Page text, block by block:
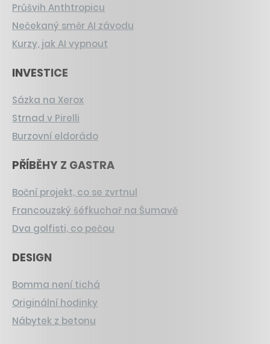
Průšvih Anthtropicu
Nečekaný směr AI závodu
Kurzy, jak AI vypnout
INVESTICE
Sázka na Xerox
Strnad v Pirelli
Burzovní eldorádo
PŘÍBĚHY Z GASTRA
Boční projekt, co se zvrtnul
Francouzský šéfkuchař na Šumavě
Dva golfisti, co pečou
DESIGN
Bomma není tichá
Originální hodinky
Nábytek z betonu